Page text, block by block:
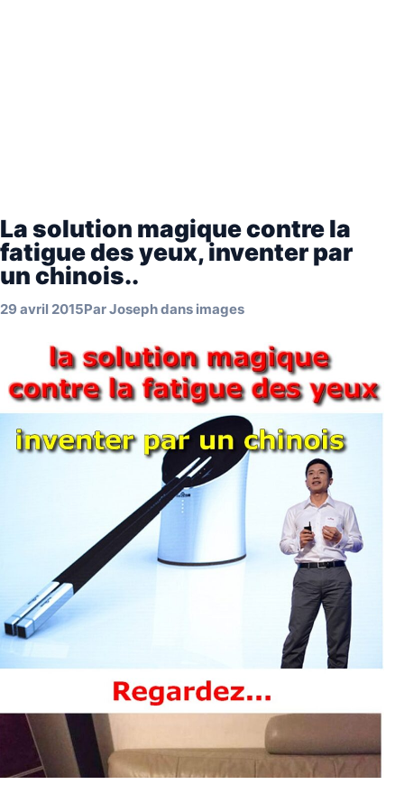
La solution magique contre la
fatigue des yeux, inventer par
un chinois..
29 avril 2015ParJosephdans images